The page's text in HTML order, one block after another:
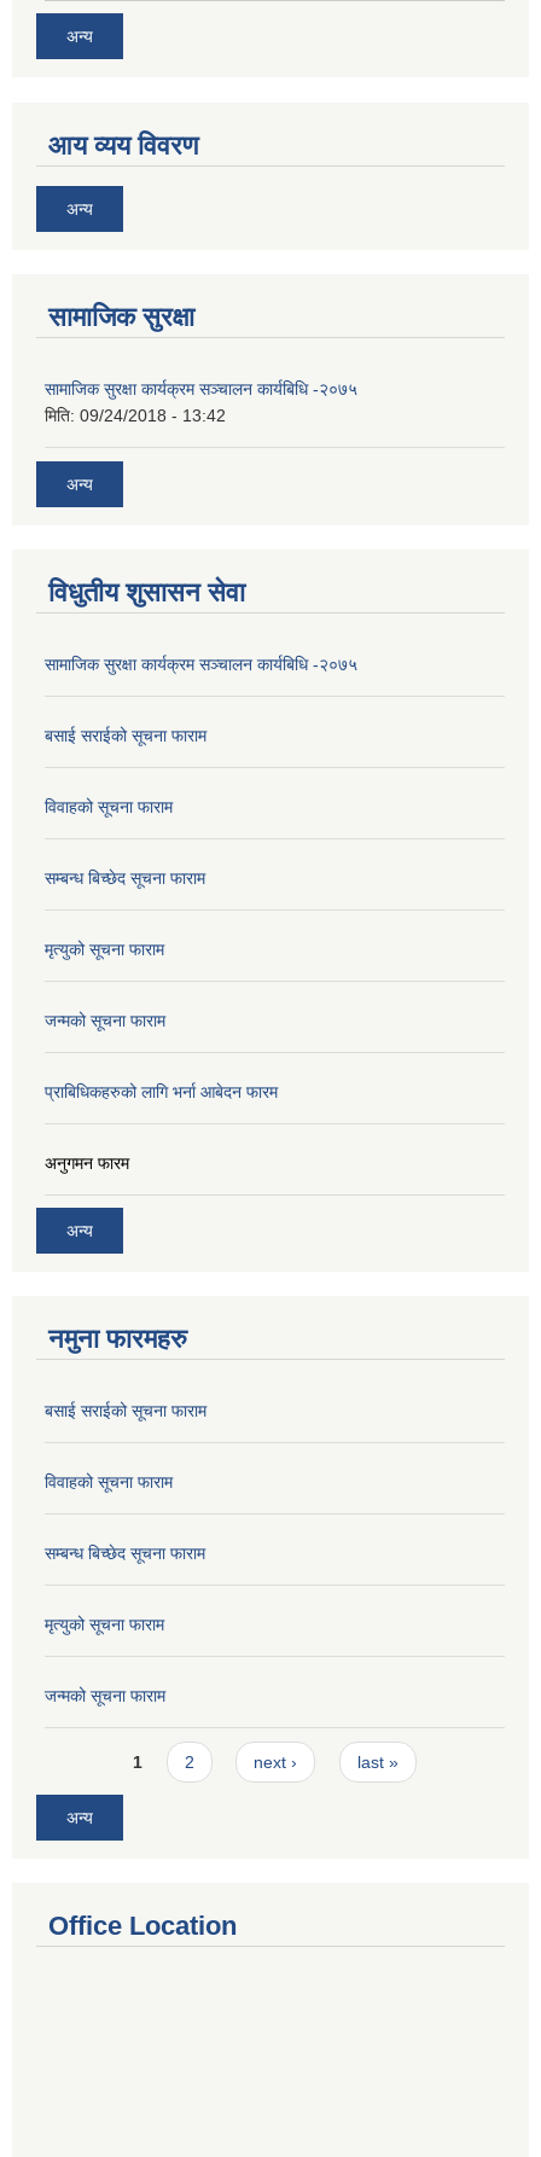
अन्य
आय व्यय विवरण
अन्य
सामाजिक सुरक्षा
सामाजिक सुरक्षा कार्यक्रम सञ्चालन कार्यबिधि -२०७५
मिति: 09/24/2018 - 13:42
अन्य
विधुतीय शुसासन सेवा
सामाजिक सुरक्षा कार्यक्रम सञ्चालन कार्यबिधि -२०७५
बसाई सराईको सूचना फाराम
विवाहको सूचना फाराम
सम्बन्ध बिच्छेद सूचना फाराम
मृत्युको सूचना फाराम
जन्मको सूचना फाराम
प्राबिधिकहरुको लागि भर्ना आबेदन फारम
अनुगमन फारम
अन्य
नमुना फारमहरु
बसाई सराईको सूचना फाराम
विवाहको सूचना फाराम
सम्बन्ध बिच्छेद सूचना फाराम
मृत्युको सूचना फाराम
जन्मको सूचना फाराम
Pages1 2 next › last »
अन्य
Office Location